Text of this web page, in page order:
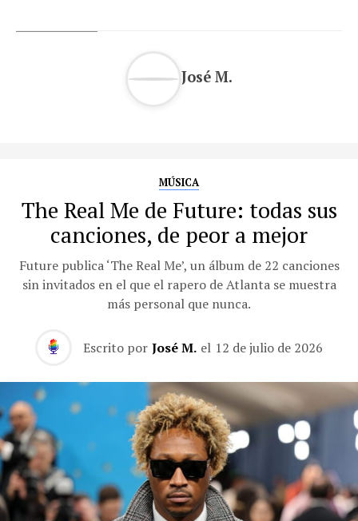
José M.
MÚSICA
The Real Me de Future: todas sus
canciones, de peor a mejor
Future publica ‘The Real Me’, un álbum de 22 canciones
sin invitados en el que el rapero de Atlanta se muestra
más personal que nunca.
Escrito por José M. el 12 de julio de 2026